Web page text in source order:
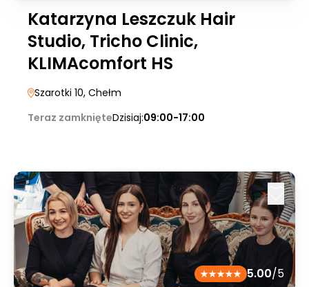
Katarzyna Leszczuk Hair
Studio, Tricho Clinic,
KLIMAcomfort HS
Szarotki 10, Chełm
Teraz zamknięteDzisiaj:09:00-17:00
5.00/5